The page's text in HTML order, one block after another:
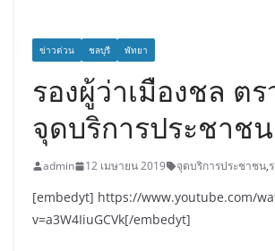
ข่าวด่วน ชลบุรี พัทยา
รองผู้ว่าเมืองชล ตร
จุดบริการประชาชน
admin 12 เมษายน 2019 จุดบริการประชาชน,
[embedyt] https://www.youtube.com/
v=a3W4IiuGCVk[/embedyt]